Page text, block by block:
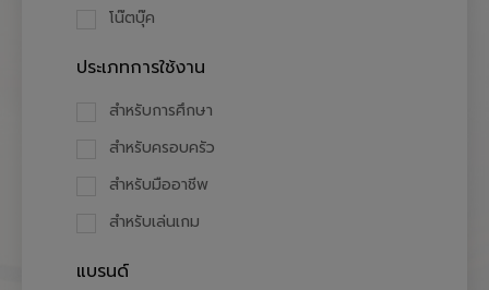
โน๊ตบุ๊ค
ประเภทการใช้งาน
สำหรับการศึกษา
สำหรับครอบครัว
สำหรับมืออาชีพ
สำหรับเล่นเกม
แบรนด์